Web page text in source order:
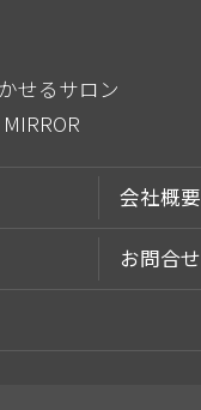
せるサロン
会社概要
お問合せ